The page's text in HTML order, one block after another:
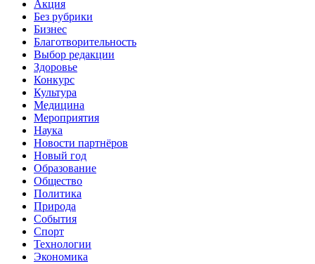
Акция
Без рубрики
Бизнес
Благотворительность
Выбор редакции
Здоровье
Конкурс
Культура
Медицина
Мероприятия
Наука
Новости партнёров
Новый год
Образование
Общество
Политика
Природа
События
Спорт
Технологии
Экономика